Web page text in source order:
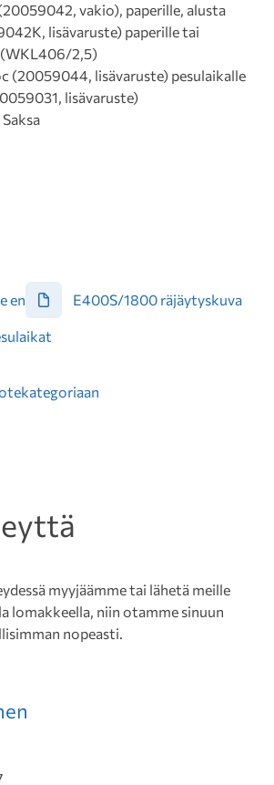
vakio), paperille, alusta
lisävaruste) paperille tai
2,5)
(20059044, lisävaruste) pesulaikalle
lisävaruste)
en E400S/1800 räjäytyskuva
myyjäämme tai lähetä meille
lomakkeella, niin otamme sinuun
nopeasti.